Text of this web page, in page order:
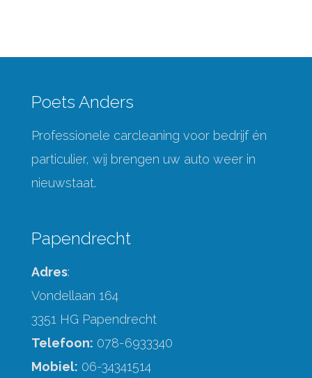
Poets Anders
Professionele carcleaning voor bedrijf én
particulier, wij brengen uw auto weer in
nieuwstaat.
Papendrecht
Adres:
Vondellaan 164
3351 HG Papendrecht
Telefoon: 078-6933340
Mobiel: 06-34341514